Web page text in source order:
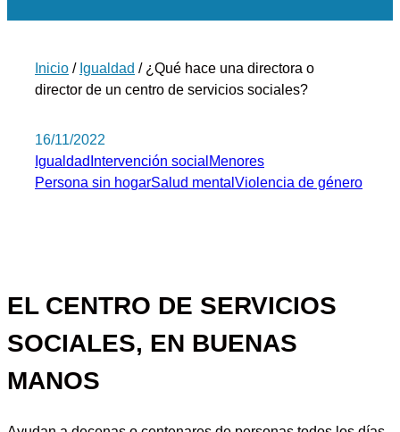
Inicio / Igualdad / ¿Qué hace una directora o
director de un centro de servicios sociales?
16/11/2022
IgualdadIntervención socialMenores
Persona sin hogarSalud mentalViolencia de género
EL CENTRO DE SERVICIOS
SOCIALES, EN BUENAS
MANOS